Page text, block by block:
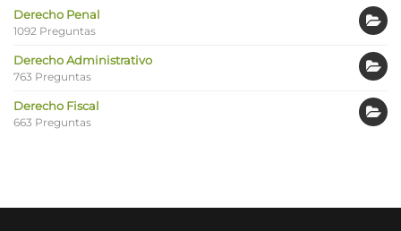
Derecho Penal
1092 Preguntas
Derecho Administrativo
763 Preguntas
Derecho Fiscal
663 Preguntas